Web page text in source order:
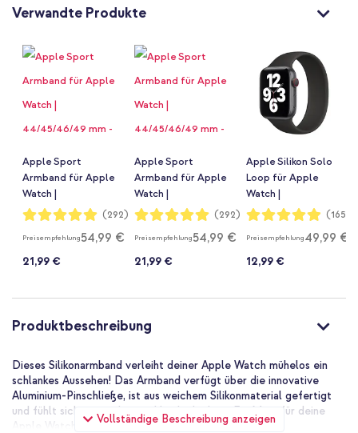
Verwandte Produkte
Apple Sport
Armband für Apple
Watch |
44/45/46/49 mm -
Bewertung:
99%
(292)
Preisempfehlung54,99 €
21,99 €
Apple Sport
Armband für Apple
Watch |
44/45/46/49 mm -
Midnight
Bewertung:
99%
(292)
Preisempfehlung54,99 €
21,99 €
Apple Silikon Solo
Loop für Apple
Watch |
44/45/46/49 mm -
Bewertung:
98%
(165)
Preisempfehlung49,99 €
12,99 €
Produktbeschreibung
Vollständige Beschreibung anzeigen
Dieses Silikonarmband verleiht deiner Apple Watch mühelos ein
schlankes Aussehen! Das Armband verfügt über die innovative
Aluminium-Pinschließe, ist aus weichem Silikonmaterial gefertigt
und fühlt sich angenehm am Handgelenk an. Ein Muss für deine